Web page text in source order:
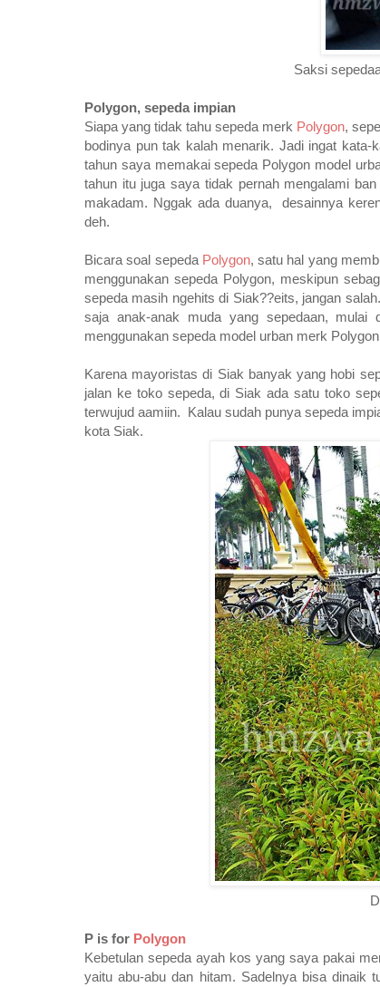
Saksi
Polygon, sepeda impian
Siapa yang tidak tahu sepeda merk Polygon,
bodinya pun tak kalah menarik. Jadi ingat
tahun saya memakai sepeda Polygon model
tahun itu juga saya tidak pernah mengalami
makadam. Nggak ada duanya, desainnya
deh.
Bicara soal sepeda Polygon, satu hal yang
menggunakan sepeda Polygon, meskipun
sepeda masih ngehits di Siak??eits, jangan
saja anak-anak muda yang sepedaan, mulai
menggunakan sepeda model urban merk
Karena mayoristas di Siak banyak yang hobi
jalan ke toko sepeda, di Siak ada satu toko
terwujud aamiin. Kalau sudah punya sepeda
kota Siak.
P is for Polygon
Kebetulan sepeda ayah kos yang saya pakai
yaitu abu-abu dan hitam. Sadelnya bisa dinaik